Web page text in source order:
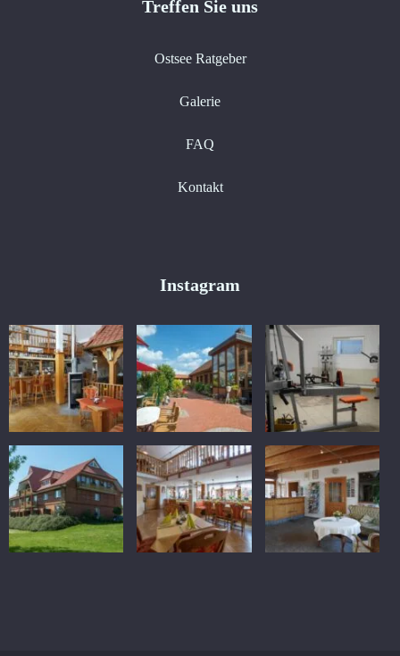
Treffen Sie uns
Ostsee Ratgeber
Galerie
FAQ
Kontakt
Instagram